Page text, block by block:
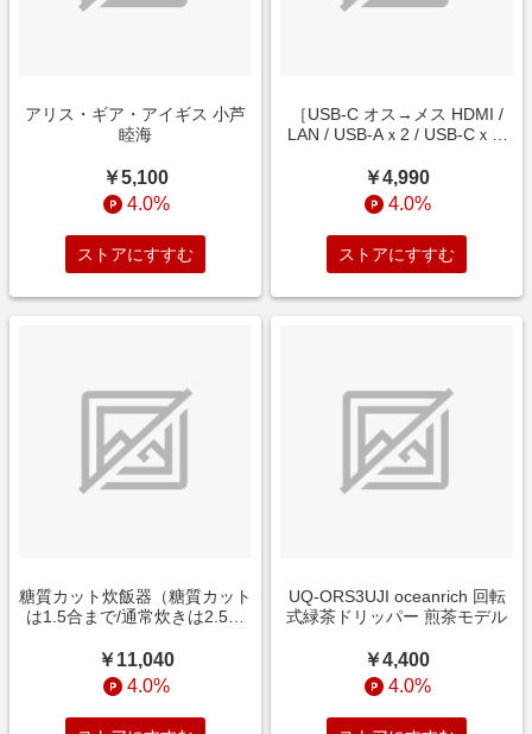
アリス・ギア・アイギス 小芦
睦海
￥5,100
4.0%
ストアにすすむ
［USB-C オス→メス HDMI /
LAN / USB-Aｘ2 / USB-Cｘ2]
ステーション グレー
A8365NA1 [USB Power
Delivery対応]
￥4,990
4.0%
ストアにすすむ
糖質カット炊飯器（糖質カット
は1.5合まで/通常炊きは2.5合
RC25SCA [2.5合 /マイコン]
￥11,040
4.0%
UQ-ORS3UJI oceanrich 回転
式緑茶ドリッパー 煎茶モデル
￥4,400
4.0%